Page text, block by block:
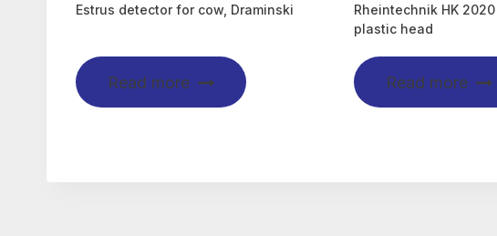
Estrus detector for cow, Draminski
Read more
Rheintechnik HK
plastic head
Read more